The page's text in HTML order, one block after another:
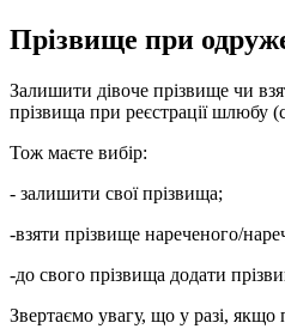
Прізвище при
Залишити дівоче прізвище чи
прізвища при реєстрації шлюбу
Тож маєте вибір:
- залишити свої прізвища;
-взяти прізвище нареченого/
-до свого прізвища додати
Звертаємо увагу, що у разі,